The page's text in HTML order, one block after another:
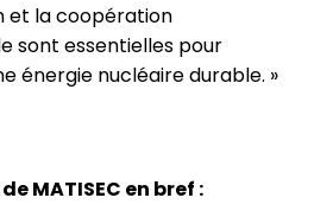
et la coopération
sont essentielles pour
énergie nucléaire durable. »
MATISEC en bref :